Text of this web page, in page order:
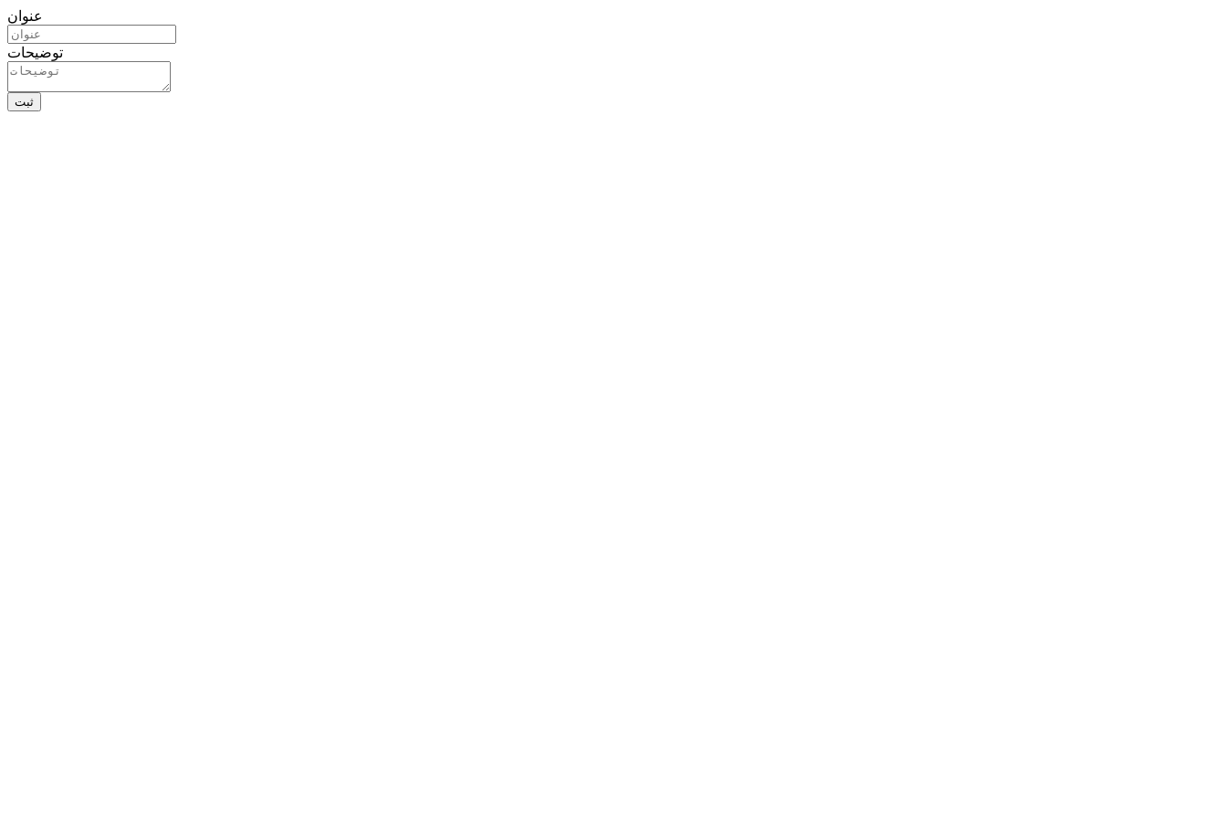
عنوان
توضیحات
ثبت